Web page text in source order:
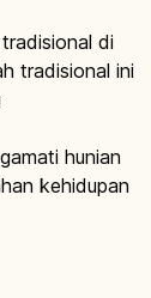
di
tradisional ini
hunian
kehidupan